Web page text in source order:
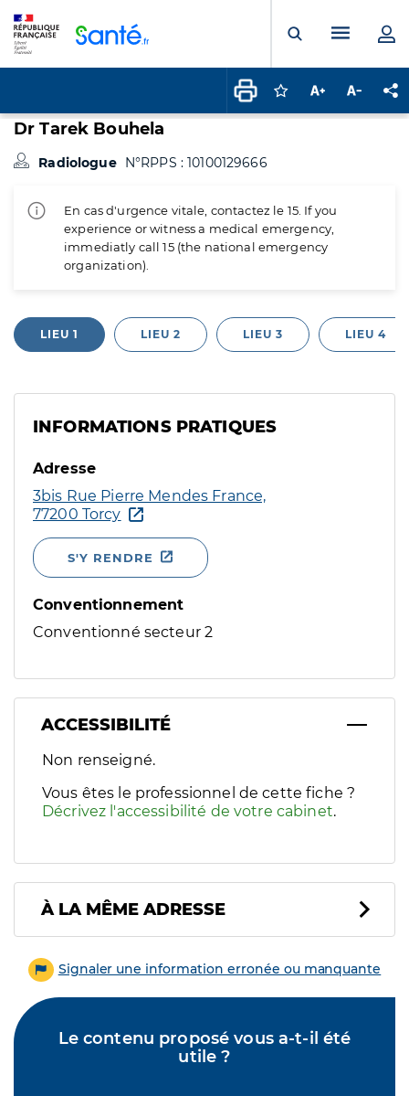
Ouvrir laMenu
Connectez-vous
Augmenter la
Dr Tarek Bouhela
Radiologue N°RPPS : 10100129666
En cas d'urgence vitale, contactez le 15. If you
experience or witness a medical emergency,
immediatly call 15 (the national emergency
organization).
LIEU 1 LIEU 2 LIEU 3 LIEU 4
INFORMATIONS PRATIQUES
Adresse
3bis Rue Pierre Mendes France,
77200 Torcy
S'Y RENDRE
Conventionnement
Conventionné secteur 2
ACCESSIBILITÉ
Filtres
Sélectionnez un ou plusieurs handicaps/besoins
Non renseigné.
Vous êtes le professionnel de cette fiche ?
Décrivez l'accessibilité de votre cabinet.
À LA MÊME ADRESSE
Signaler une information erronée ou manquante
Le contenu proposé vous a-t-il été
utile ?